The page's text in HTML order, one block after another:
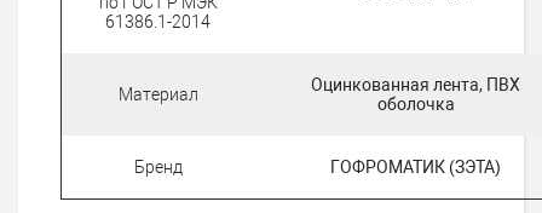
61386.1-2014
Материал
Оцинкованная лента, ПВХ
оболочка
Бренд ГОФРОМАТИК (ЗЭТА)